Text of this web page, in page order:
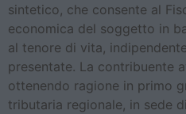
sintetico, che consente al
economica del soggetto in
al tenore di vita,
presentate. La contribuente
ottenendo ragione in primo
tributaria regionale, in sede